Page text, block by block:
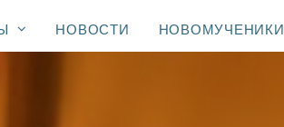
НОВОСТИ НОВОМУЧЕНИКИ